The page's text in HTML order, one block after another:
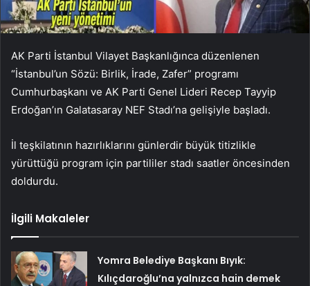
AK Parti İstanbul Vilayet Başkanlığınca düzenlenen
“İstanbul’un Sözü: Birlik, İrade, Zafer” programı
Cumhurbaşkanı ve AK Parti Genel Lideri Recep Tayyip
Erdoğan’ın Galatasaray NEF Stadı’na gelişiyle başladı.
İl teşkilatının hazırlıklarını günlerdir büyük titizlikle
yürüttüğü program için partililer stadı saatler öncesinden
doldurdu.
İlgili Makaleler
Yomra Belediye Başkanı Bıyık:
Kılıçdaroğlu’na yalnızca hain demek